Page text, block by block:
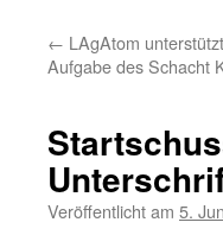
← LAgAtom
Aufgabe des Schacht
Veröffentlicht am 5.